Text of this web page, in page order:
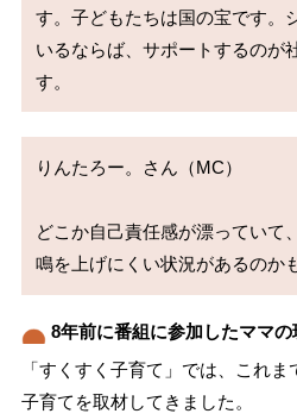
す。子どもたちは国の宝です。
いるならば、サポートするのが
りんたろー。さん（MC）
どこか自己責任感が漂っていて
8年前に番組に参加したママの
「すくすく子育て」では、これ
子育てを取材してきました。